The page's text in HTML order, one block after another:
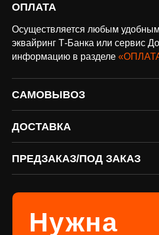
ОПЛАТА
Осуществляется любым
эквайринг Т-Банка или сервис
информацию в разделе
САМОВЫВОЗ
ДОСТАВКА
ПРЕДЗАКАЗ/ПОД ЗАКАЗ
винил
Под заказ
оформить предзаказ определённого
издания, заполните форму
оплата и
доставка
Подробнее
Доставка по всей России и странам
СНГ